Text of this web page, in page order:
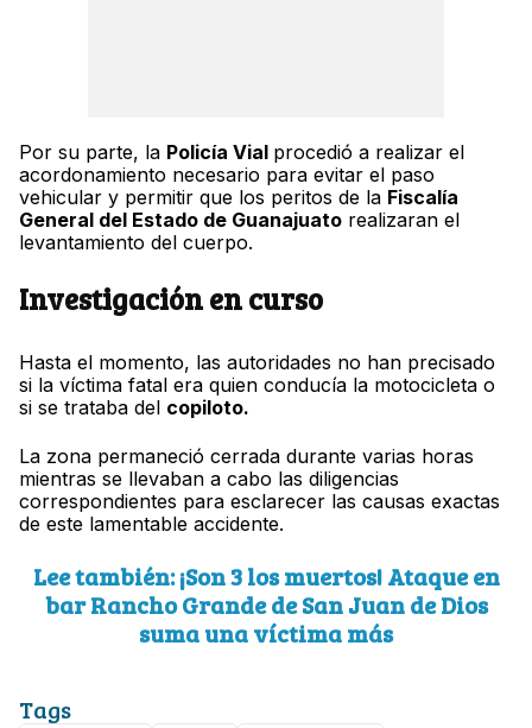
Por su parte, la Policía Vial procedió a realizar el
acordonamiento necesario para evitar el paso
vehicular y permitir que los peritos de la Fiscalía
General del Estado de Guanajuato realizaran el
levantamiento del cuerpo.
Investigación en curso
Hasta el momento, las autoridades no han precisado
si la víctima fatal era quien conducía la motocicleta o
si se trataba del copiloto.
La zona permaneció cerrada durante varias horas
mientras se llevaban a cabo las diligencias
correspondientes para esclarecer las causas exactas
de este lamentable accidente.
Lee también: ¡Son 3 los muertos! Ataque en
bar Rancho Grande de San Juan de Dios
suma una víctima más
Tags